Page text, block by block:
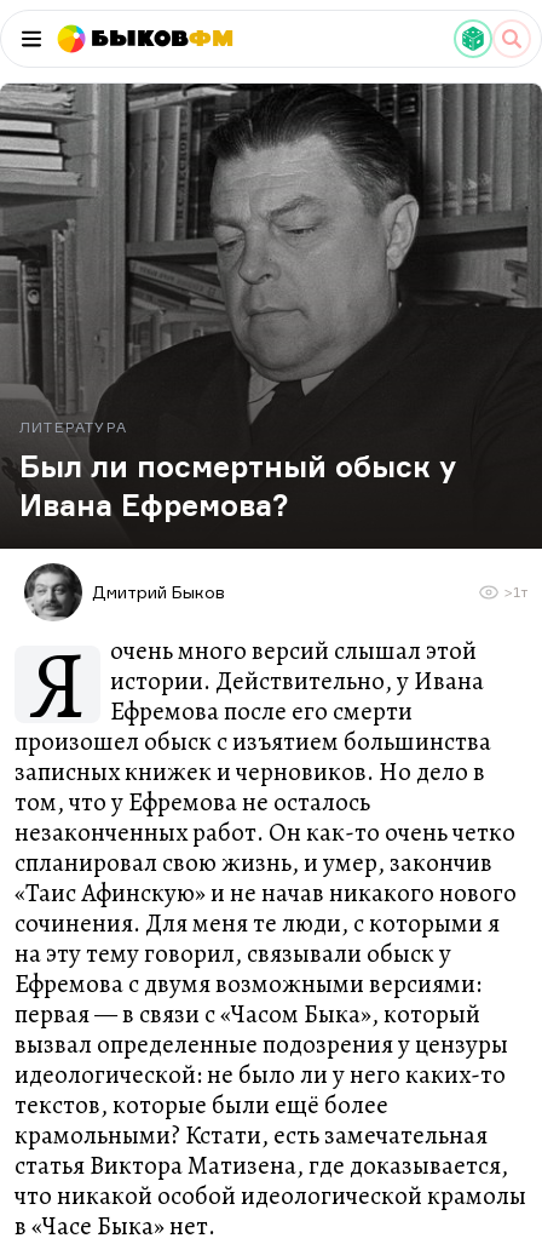
БыковФМ
ЛИТЕРАТУРА
Был ли посмертный обыск у
Ивана Ефремова?
Дмитрий Быков >1т
Я
очень много версий слышал этой
истории. Действительно, у Ивана
Ефремова после его смерти
произошел обыск с изъятием большинства
записных книжек и черновиков. Но дело в
том, что у Ефремова не осталось
незаконченных работ. Он как-то очень четко
спланировал свою жизнь, и умер, закончив
«Таис Афинскую» и не начав никакого нового
сочинения. Для меня те люди, с которыми я
на эту тему говорил, связывали обыск у
Ефремова с двумя возможными версиями:
первая — в связи с «Часом Быка», который
вызвал определенные подозрения у цензуры
идеологической: не было ли у него каких-то
текстов, которые были ещё более
крамольными? Кстати, есть замечательная
статья Виктора Матизена, где доказывается,
что никакой особой идеологической крамолы
в «Часе Быка» нет.